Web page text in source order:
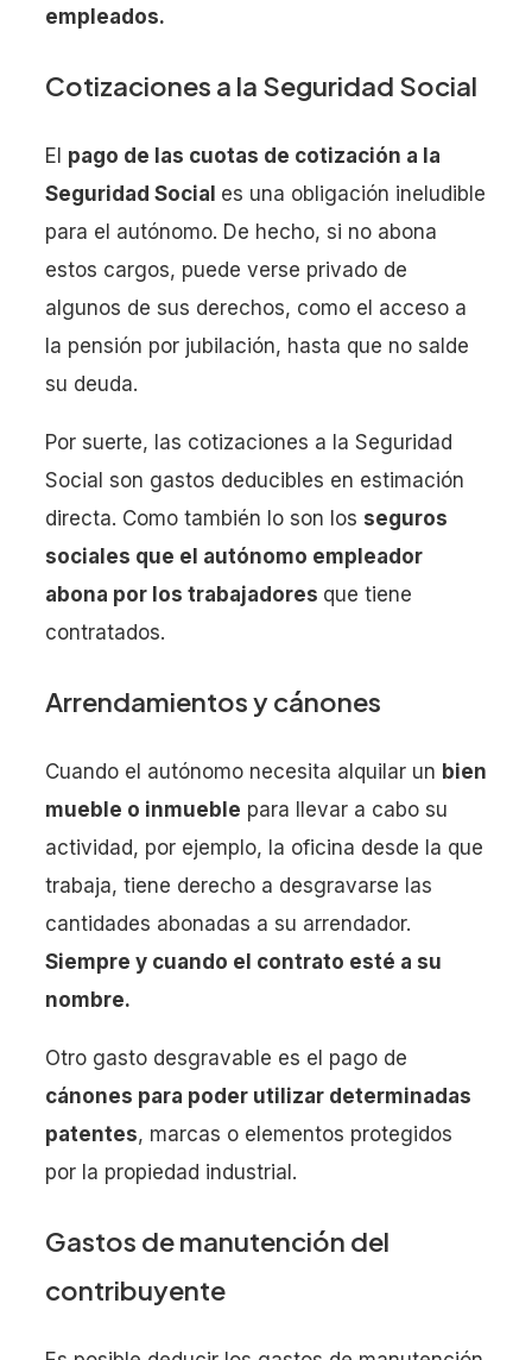
empleados.
Cotizaciones a la Seguridad Social
El pago de las cuotas de cotización a la
Seguridad Social es una obligación ineludible
para el autónomo. De hecho, si no abona
estos cargos, puede verse privado de
algunos de sus derechos, como el acceso a
la pensión por jubilación, hasta que no salde
su deuda.
Por suerte, las cotizaciones a la Seguridad
Social son gastos deducibles en estimación
directa. Como también lo son los seguros
sociales que el autónomo empleador
abona por los trabajadores que tiene
contratados.
Arrendamientos y cánones
Cuando el autónomo necesita alquilar un bien
mueble o inmueble para llevar a cabo su
actividad, por ejemplo, la oficina desde la que
trabaja, tiene derecho a desgravarse las
cantidades abonadas a su arrendador.
Siempre y cuando el contrato esté a su
nombre.
Otro gasto desgravable es el pago de
cánones para poder utilizar determinadas
patentes, marcas o elementos protegidos
por la propiedad industrial.
Gastos de manutención del
contribuyente